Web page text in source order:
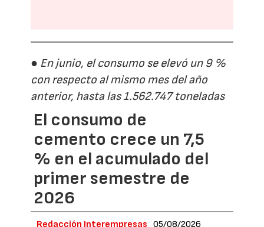
● En junio, el consumo se elevó un 9 %
con respecto al mismo mes del año
anterior, hasta las 1.562.747 toneladas
El consumo de
cemento crece un 7,5
% en el acumulado del
primer semestre de
2026
Redacción Interempresas 05/08/2026